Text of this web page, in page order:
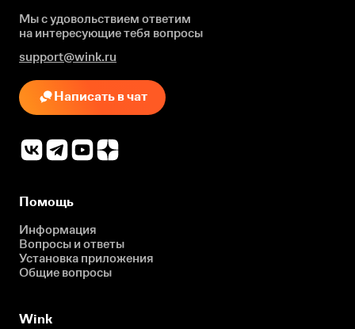
Мы с удовольствием ответим
на интересующиетебя вопросы
support@wink.ru
Написать в чат
Помощь
Информация
Вопросы и ответы
Установка приложения
Общие вопросы
Wink